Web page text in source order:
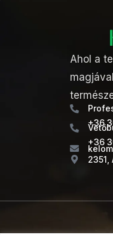
Ahol a
+36
+36
2351,